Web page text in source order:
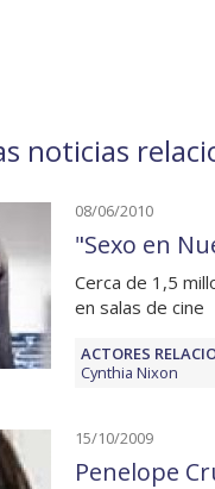
noticias
08/06/2010
"Sexo en
Cerca de 1,5
en salas de cine
ACTORES
Cynthia Nixon
15/10/2009
Penelope